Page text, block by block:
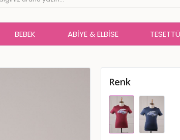
BEBEK ABIYE & ELBISE
Renk